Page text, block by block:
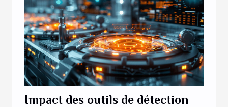
Impact des outils de détection